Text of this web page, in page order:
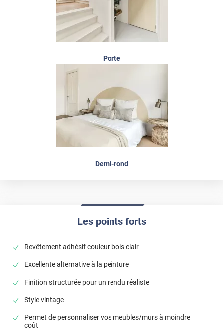
Porte
Demi-rond
Les points forts
Revêtement adhésif couleur bois clair
Excellente alternative à la peinture
Finition structurée pour un rendu réaliste
Style vintage
Permet de personnaliser vos meubles/murs à moindre
coût